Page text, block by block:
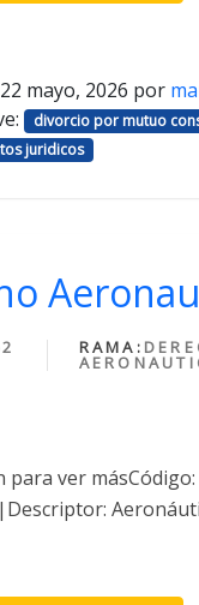
22 mayo, 2026 por
divorcio por mutuo
juridicos
RAMA:
para ver